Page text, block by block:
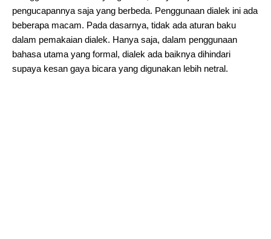
pengucapannya saja yang berbeda. Penggunaan dialek ini ada
beberapa macam. Pada dasarnya, tidak ada aturan baku
dalam pemakaian dialek. Hanya saja, dalam penggunaan
bahasa utama yang formal, dialek ada baiknya dihindari
supaya kesan gaya bicara yang digunakan lebih netral.